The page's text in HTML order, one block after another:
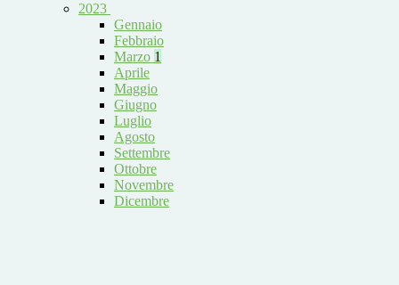
2023
Gennaio
Febbraio
Marzo 1
Aprile
Maggio
Giugno
Luglio
Agosto
Settembre
Ottobre
Novembre
Dicembre